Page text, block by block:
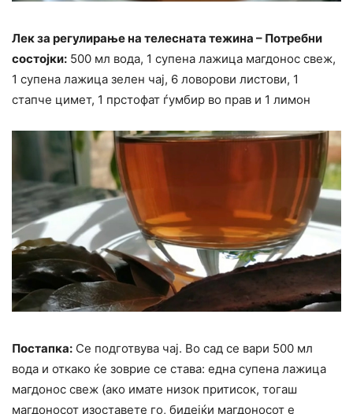
Лек за регулирање на телесната тежина – Потребни
состојки: 500 мл вода, 1 супена лажица магдонос свеж,
1 супена лажица зелен чај, 6 ловорови листови, 1
стапче цимет, 1 прстофат ѓумбир во прав и 1 лимон
Постапка: Се подготвува чај. Во сад се вари 500 мл
вода и откако ќе зоврие се става: една супена лажица
магдонос свеж (ако имате низок притисок, тогаш
магдоносот изоставете го, бидејќи магдоносот е